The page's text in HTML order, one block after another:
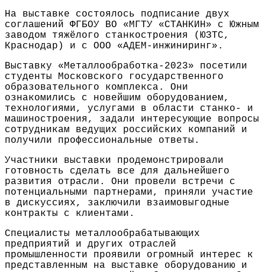
На выставке состоялось подписание двух
соглашений ФГБОУ ВО «МГТУ «СТАНКИН» с Южным
заводом тяжёлого станкостроения (ЮЗТС,
Краснодар) и с ООО «АДЕМ-инжиниринг».
Выставку «Металлообработка-2023» посетили
студенты Московского государственного
образовательного комплекса. Они
ознакомились с новейшим оборудованием,
технологиями, услугами в области станко- и
машиностроения, задали интересующие вопросы
сотрудникам ведущих российских компаний и
получили профессиональные ответы.
Участники выставки продемонстрировали
готовность сделать все для дальнейшего
развития отрасли. Они провели встречи с
потенциальными партнерами, приняли участие
в дискуссиях, заключили взаимовыгодные
контракты с клиентами.
Специалисты металлообрабатывающих
предприятий и других отраслей
промышленности проявили огромный интерес к
представленным на выставке оборудованию и